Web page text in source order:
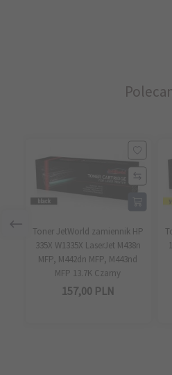
Toner JetWorld zamiennik HP
335X W1335X LaserJet M438n
MFP, M442dn MFP, M443nd
MFP 13.7K Czarny
157,00 PLN